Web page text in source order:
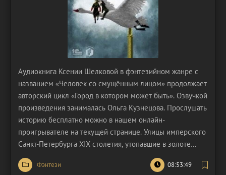
Аудиокнига Ксении Шелковой в фэнтезийном жанре с
названием «Человек со смущённым лицом» продолжает
авторский цикл «Город в котором может быть». Озвучкой
произведения занималась Ольга Кузнецова. Прослушать
историю бесплатно можно в нашем онлайн-
проигрывателе на текущей странице. Улицы имперского
Санкт-Петербурга XIX столетия, утопавшие в золоте
закатного солнца и шелесте листвы вековых деревьев,
стали свидетелями зарождения удивительной истории.
Фэнтези 08:53:49